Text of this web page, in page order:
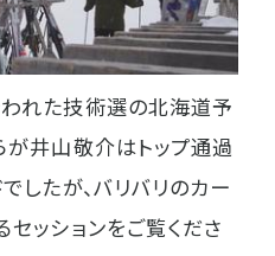
れた技術選の北海道予
が井山敬介はトップ通過
したが、バリバリのカー
セッションをご覧くださ